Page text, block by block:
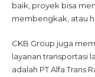
baik, proyek bisa
membengkak, atau
CKB Group juga
layanan transportasi
adalah PT Alfa Trans